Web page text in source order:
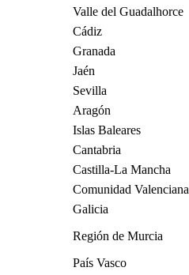
Valle del Guadalhorce
Cádiz
Granada
Jaén
Sevilla
Aragón
Islas Baleares
Cantabria
Castilla-La Mancha
Comunidad Valenciana
Galicia
Región de Murcia
País Vasco